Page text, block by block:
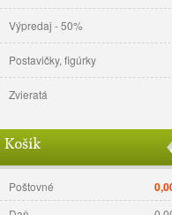
Výpredaj - 50%
Postavičky, figúrky
Zvieratá
Košík
Poštovné